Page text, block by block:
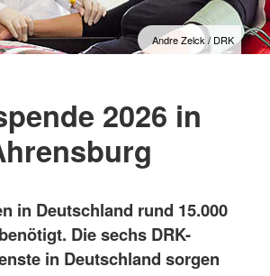
Andre Zelck / DRK
2026 in
in Deutschland rund 15.000
Die sechs DRK-
in Deutschland sorgen